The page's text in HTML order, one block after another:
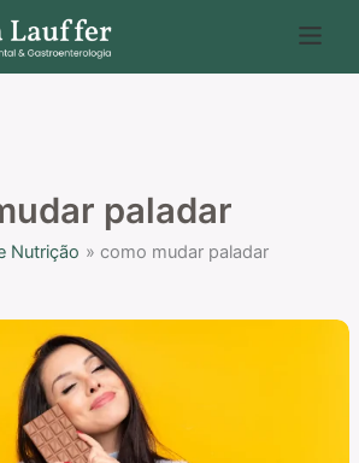
paladar
Nutrição como mudar paladar